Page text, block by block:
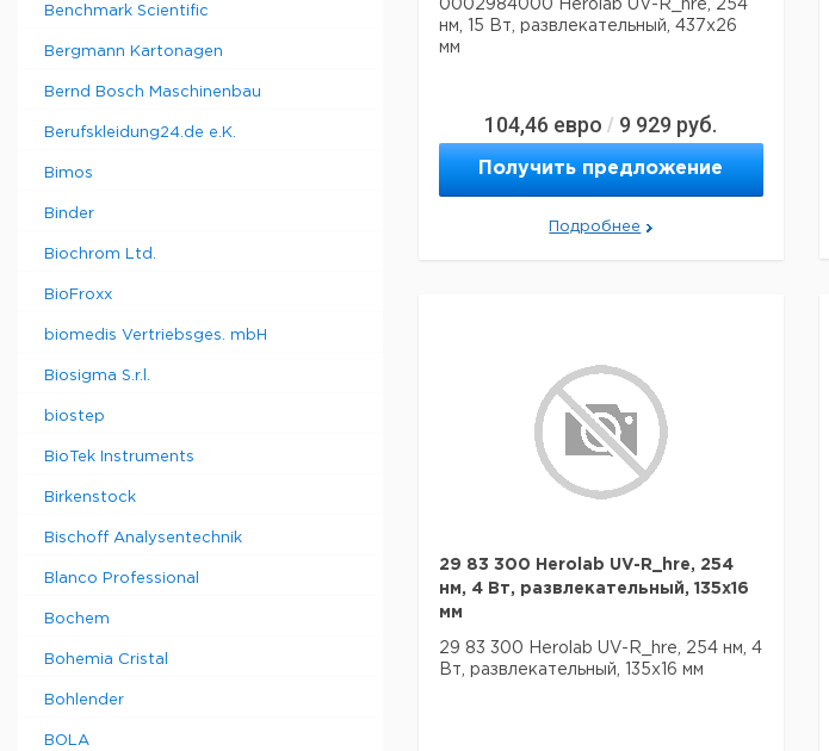
Benchmark Scientific
Bergmann Kartonagen
Bernd Bosch Maschinenbau
Berufskleidung24.de e.K.
Bimos
Binder
Biochrom Ltd.
BioFroxx
biomedis Vertriebsges. mbH
Biosigma S.r.l.
biostep
BioTek Instruments
Birkenstock
Bischoff Analysentechnik
Blanco Professional
Bochem
Bohemia Cristal
Bohlender
BOLA
0002984000 Herolab UV-R_hre, 254
нм, 15 Вт, развлекательный, 437x26
мм
104,46 евро / 9 929 руб.
Получить предложение
Подробнее
29 83 300 Herolab UV-R_hre, 254
нм, 4 Вт, развлекательный, 135x16
мм
29 83 300 Herolab UV-R_hre, 254 нм, 4
Вт, развлекательный, 135x16 мм